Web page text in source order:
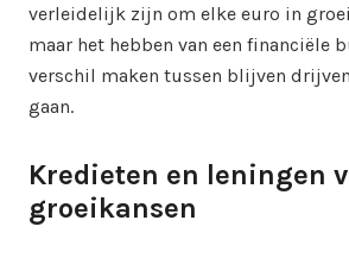
verleidelijk zijn om elke euro in
maar het hebben van een financiële
verschil maken tussen blijven
gaan.
Kredieten en leningen
groeikansen